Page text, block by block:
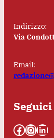
Indirizzo:
Via
Email:
Seguici
Facebook InstagramLinkedIn